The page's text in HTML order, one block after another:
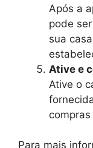
Após a
pode
sua
Ative e
Ative o
Para mais